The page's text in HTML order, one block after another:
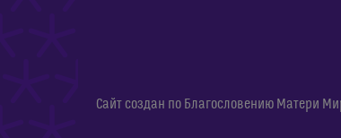
Сайт создан по Благословению Матери